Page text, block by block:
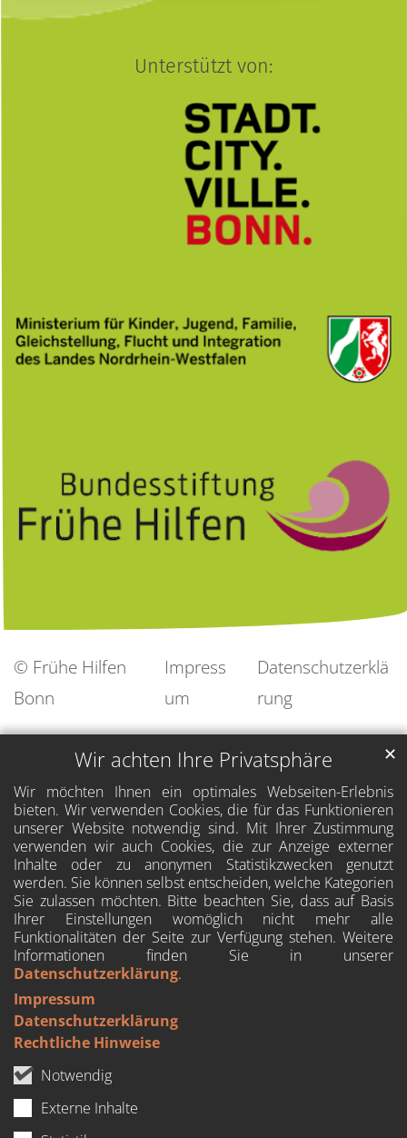
Wir achten Ihre Privatsphäre
Wir möchten Ihnen ein optimales Webseiten-Erlebnis
bieten. Wir verwenden Cookies, die für das Funktionieren
unserer Website notwendig sind. Mit Ihrer Zustimmung
verwenden wir auch Cookies, die zur Anzeige externer
Inhalte oder zu anonymen Statistikzwecken genutzt
werden. Sie können selbst entscheiden, welche Kategorien
Sie zulassen möchten. Bitte beachten Sie, dass auf Basis
Ihrer Einstellungen womöglich nicht mehr alle
Funktionalitäten der Seite zur Verfügung stehen. Weitere
Informationen finden Sie in unserer
Datenschutzerklärung.
Notwendig
Externe Inhalte
✕
Impressum
Datenschutzerklärung
Rechtliche Hinweise
Unterstützt von:
© Frühe Hilfen
Bonn
Impress
um
Datenschutzerklä
rung